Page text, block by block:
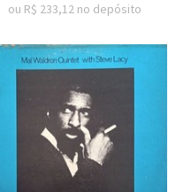
ou R$ 233,12 no depósito